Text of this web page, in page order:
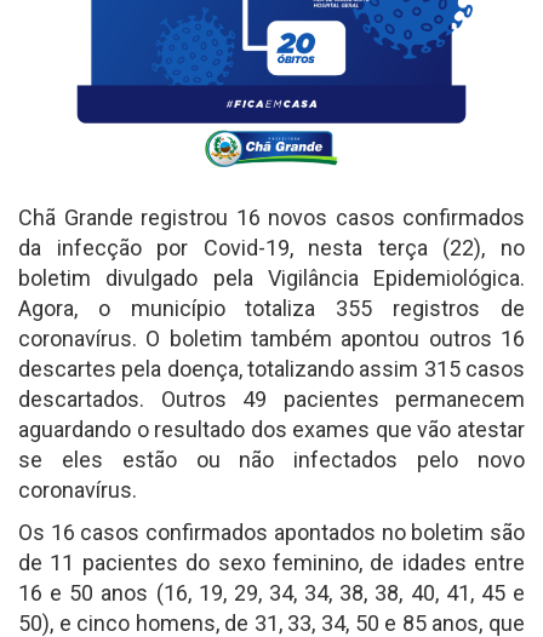
Chã Grande registrou 16 novos casos confirmados
da infecção por Covid-19, nesta terça (22), no
boletim divulgado pela Vigilância Epidemiológica.
Agora, o município totaliza 355 registros de
coronavírus. O boletim também apontou outros 16
descartes pela doença, totalizando assim 315 casos
descartados. Outros 49 pacientes permanecem
aguardando o resultado dos exames que vão atestar
se eles estão ou não infectados pelo novo
coronavírus.
Os 16 casos confirmados apontados no boletim são
de 11 pacientes do sexo feminino, de idades entre
16 e 50 anos (16, 19, 29, 34, 34, 38, 38, 40, 41, 45 e
50), e cinco homens, de 31, 33, 34, 50 e 85 anos, que